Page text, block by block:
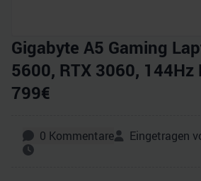
Gigabyte A5 Gaming
5600, RTX 3060, 144Hz
799€
0 Kommentare Eingetragen